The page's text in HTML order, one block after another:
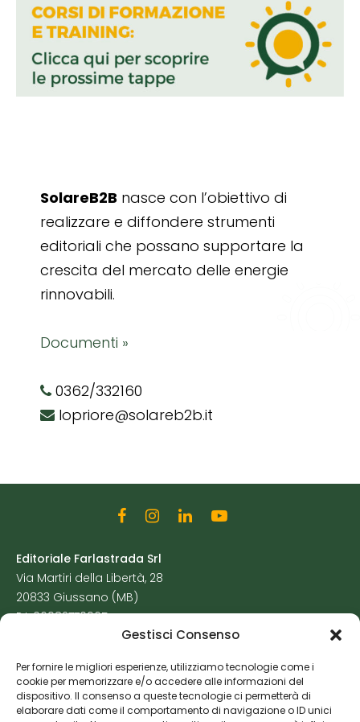
Gestisci Consenso
Per fornire le migliori esperienze, utilizziamo tecnologie come i
cookie per memorizzare e/o accedere alle informazioni del
dispositivo. Il consenso a queste tecnologie ci permetterà di
elaborare dati come il comportamento di navigazione o ID unici
SolareB2B nasce con l’obiettivo di
realizzare e diffondere strumenti
editoriali che possano supportare la
crescita del mercato delle energie
rinnovabili.
Documenti »
0362/332160
lopriore@solareb2b.it
Editoriale Farlastrada Srl
Via Martiri della Libertà, 28
20833 Giussano (MB)
P.I. 06982770965
Cookie Policy
Risorse Aggiuntive